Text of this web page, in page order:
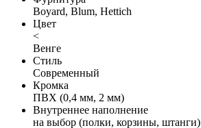
Boyard, Blum, Hettich
Цвет
<
Венге
Стиль
Современный
Кромка
ПВХ (0,4 мм, 2 мм)
Внутреннее наполнение
на выбор (полки, корзины, штанги)